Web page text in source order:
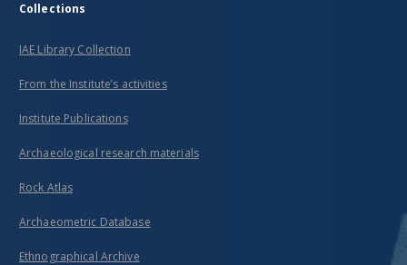
Collections
IAE Library Collection
From the Institute’s activities
Institute Publications
Archaeological research materials
Rock Atlas
Archaeometric Database
Ethnographical Archive